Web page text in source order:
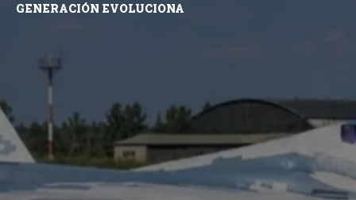
GENERACIÓN EVOLUCIONA